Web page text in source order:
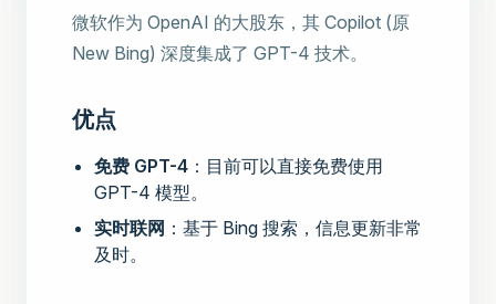
微软作为 OpenAI 的大股东，其 Copilot (原
New Bing) 深度集成了 GPT-4 技术。
优点
免费 GPT-4 ：目前可以直接免费使用
GPT-4 模型。
实时联网 ：基于 Bing 搜索，信息更新非常
及时。